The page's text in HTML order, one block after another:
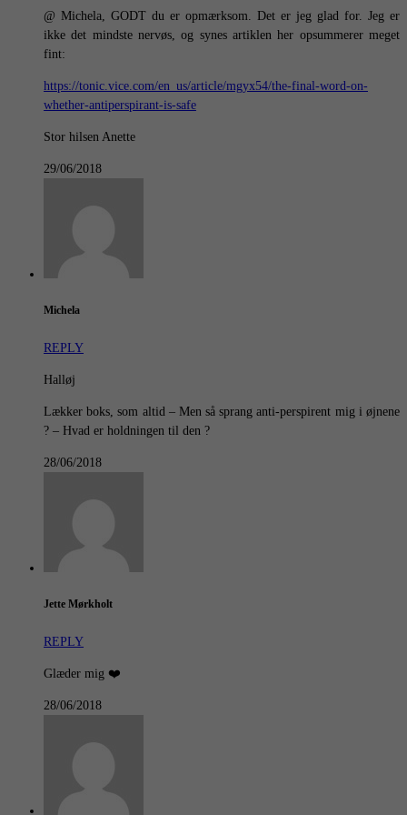
@ Michela, GODT du er opmærksom. Det er jeg glad for. Jeg er
ikke det mindste nervøs, og synes artiklen her opsummerer meget
fint:
https://tonic.vice.com/en_us/article/mgyx54/the-final-word-on-
whether-antiperspirant-is-safe
Stor hilsen Anette
29/06/2018
Michela
REPLY
Halløj
Lækker boks, som altid – Men så sprang anti-perspirent mig i øjnene
? – Hvad er holdningen til den ?
28/06/2018
Jette Mørkholt
REPLY
Glæder mig ❤️
28/06/2018